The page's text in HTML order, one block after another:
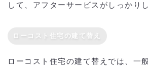
して、アフターサービスがしっかり
ローコスト住宅の建て替え
ローコスト住宅の建て替えでは、一